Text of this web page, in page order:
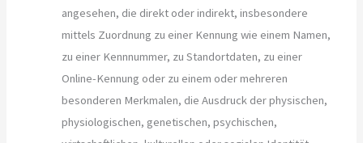
angesehen, die direkt oder indirekt, insbesondere
mittels Zuordnung zu einer Kennung wie einem Namen,
zu einer Kennnummer, zu Standortdaten, zu einer
Online-Kennung oder zu einem oder mehreren
besonderen Merkmalen, die Ausdruck der physischen,
physiologischen, genetischen, psychischen,